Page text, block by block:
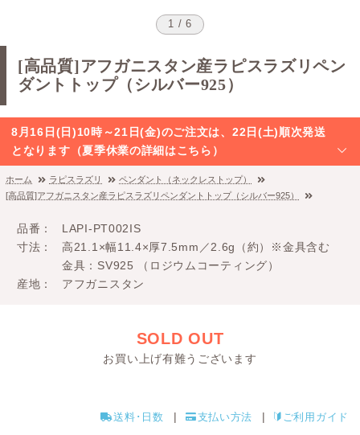
1 / 6
[高品質]アフガニスタン産ラピスラズリペン
ダントトップ（シルバー925）
8月16日(日)10時～21日(金)のご注文は、22日(土)順次発送
となります（夏季休業の詳細はこちら）
ホーム ラピスラズリ
ペンダント（ネックレストップ）
[高品質]アフガニスタン産ラピスラズリペンダントトップ（シルバー925）
品番
LAPI-PT002IS
寸法
高21.1×幅11.4×厚7.5mm／2.6g（約）※金具含む
金具：SV925 （ロジウムコーティング）
産地
アフガニスタン
SOLD OUT
お買い上げ有難うございます
送料･日数 支払い方法 ご利用ガイド